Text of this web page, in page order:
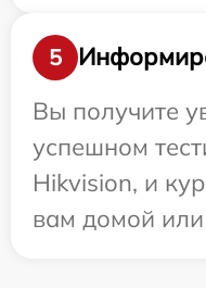
5
Вы получите
успешном
Hikvision, и
вам домой